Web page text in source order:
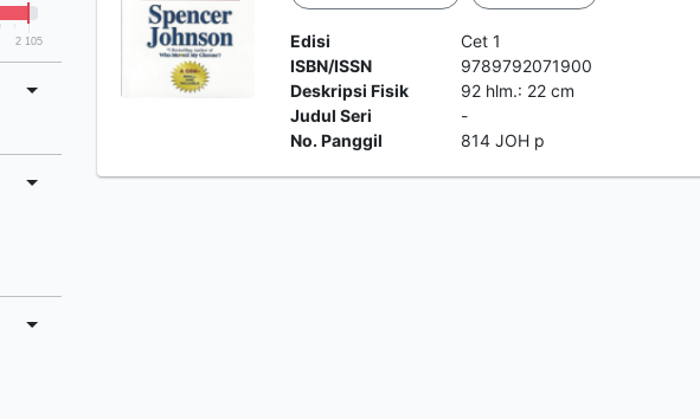
2 105 Edisi
Cet 1
ISBN/ISSN
9789792071900
Deskripsi Fisik
92 hlm.: 22 cm
Judul Seri
-
No. Panggil
814 JOH p